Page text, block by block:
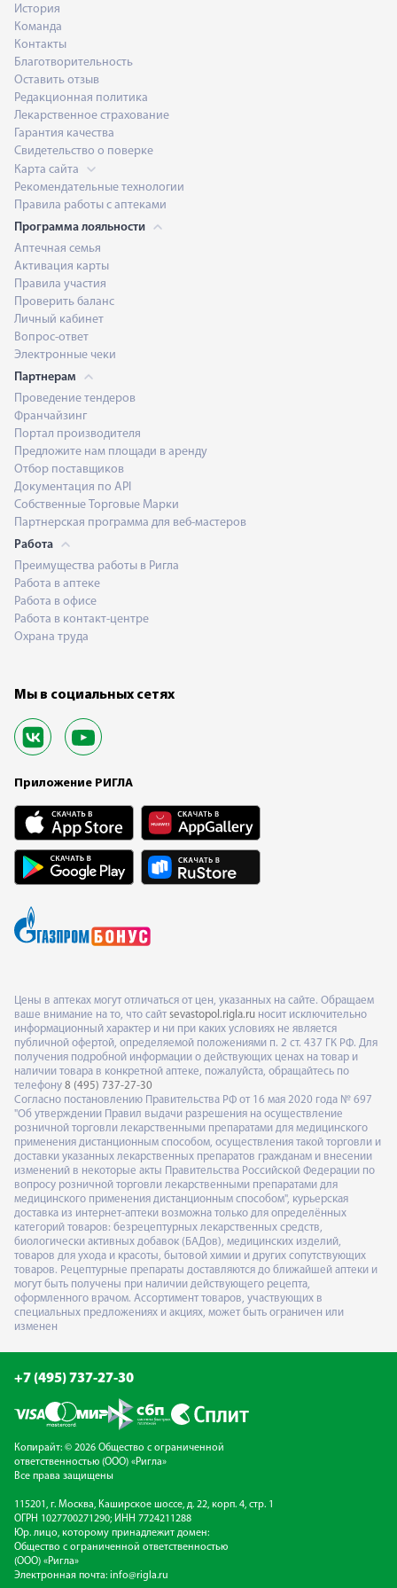
История
Команда
Контакты
Благотворительность
Оставить отзыв
Редакционная политика
Лекарственное страхование
Гарантия качества
Свидетельство о поверке
Карта сайта
Рекомендательные технологии
Правила работы с аптеками
Программа лояльности
Аптечная семья
Активация карты
Правила участия
Проверить баланс
Личный кабинет
Вопрос-ответ
Электронные чеки
Партнерам
Проведение тендеров
Франчайзинг
Портал производителя
Предложите нам площади в аренду
Отбор поставщиков
Документация по API
Собственные Торговые Марки
Партнерская программа для веб-мастеров
Работа
Преимущества работы в Ригла
Работа в аптеке
Работа в офисе
Работа в контакт-центре
Охрана труда
Мы в социальных сетях
Приложение РИГЛА
Цены в аптеках могут отличаться от цен, указанных на сайте. Обращаем
ваше внимание на то, что сайт sevastopol.rigla.ru носит исключительно
информационный характер и ни при каких условиях не является
публичной офертой, определяемой положениями п. 2 ст. 437 ГК РФ. Для
получения подробной информации о действующих ценах на товар и
наличии товара в конкретной аптеке, пожалуйста, обращайтесь по
телефону 8 (495) 737-27-30
Согласно постановлению Правительства РФ от 16 мая 2020 года № 697
"Об утверждении Правил выдачи разрешения на осуществление
розничной торговли лекарственными препаратами для медицинского
применения дистанционным способом, осуществления такой торговли и
доставки указанных лекарственных препаратов гражданам и внесении
изменений в некоторые акты Правительства Российской Федерации по
вопросу розничной торговли лекарственными препаратами для
медицинского применения дистанционным способом", курьерская
доставка из интернет-аптеки возможна только для определённых
категорий товаров: безрецептурных лекарственных средств,
биологически активных добавок (БАДов), медицинских изделий,
товаров для ухода и красоты, бытовой химии и других сопутствующих
товаров. Рецептурные препараты доставляются до ближайшей аптеки и
могут быть получены при наличии действующего рецепта,
оформленного врачом. Ассортимент товаров, участвующих в
специальных предложениях и акциях, может быть ограничен или
изменен
+7 (495) 737-27-30
Копирайт: © 2026 Общество с ограниченной
ответственностью (ООО) «Ригла»
Все права защищены
115201, г. Москва, Каширское шоссе, д. 22, корп. 4, стр. 1
ОГРН 1027700271290; ИНН 7724211288
Юр. лицо, которому принадлежит домен:
Общество с ограниченной ответственностью
(ООО) «Ригла»
Электронная почта: info@rigla.ru